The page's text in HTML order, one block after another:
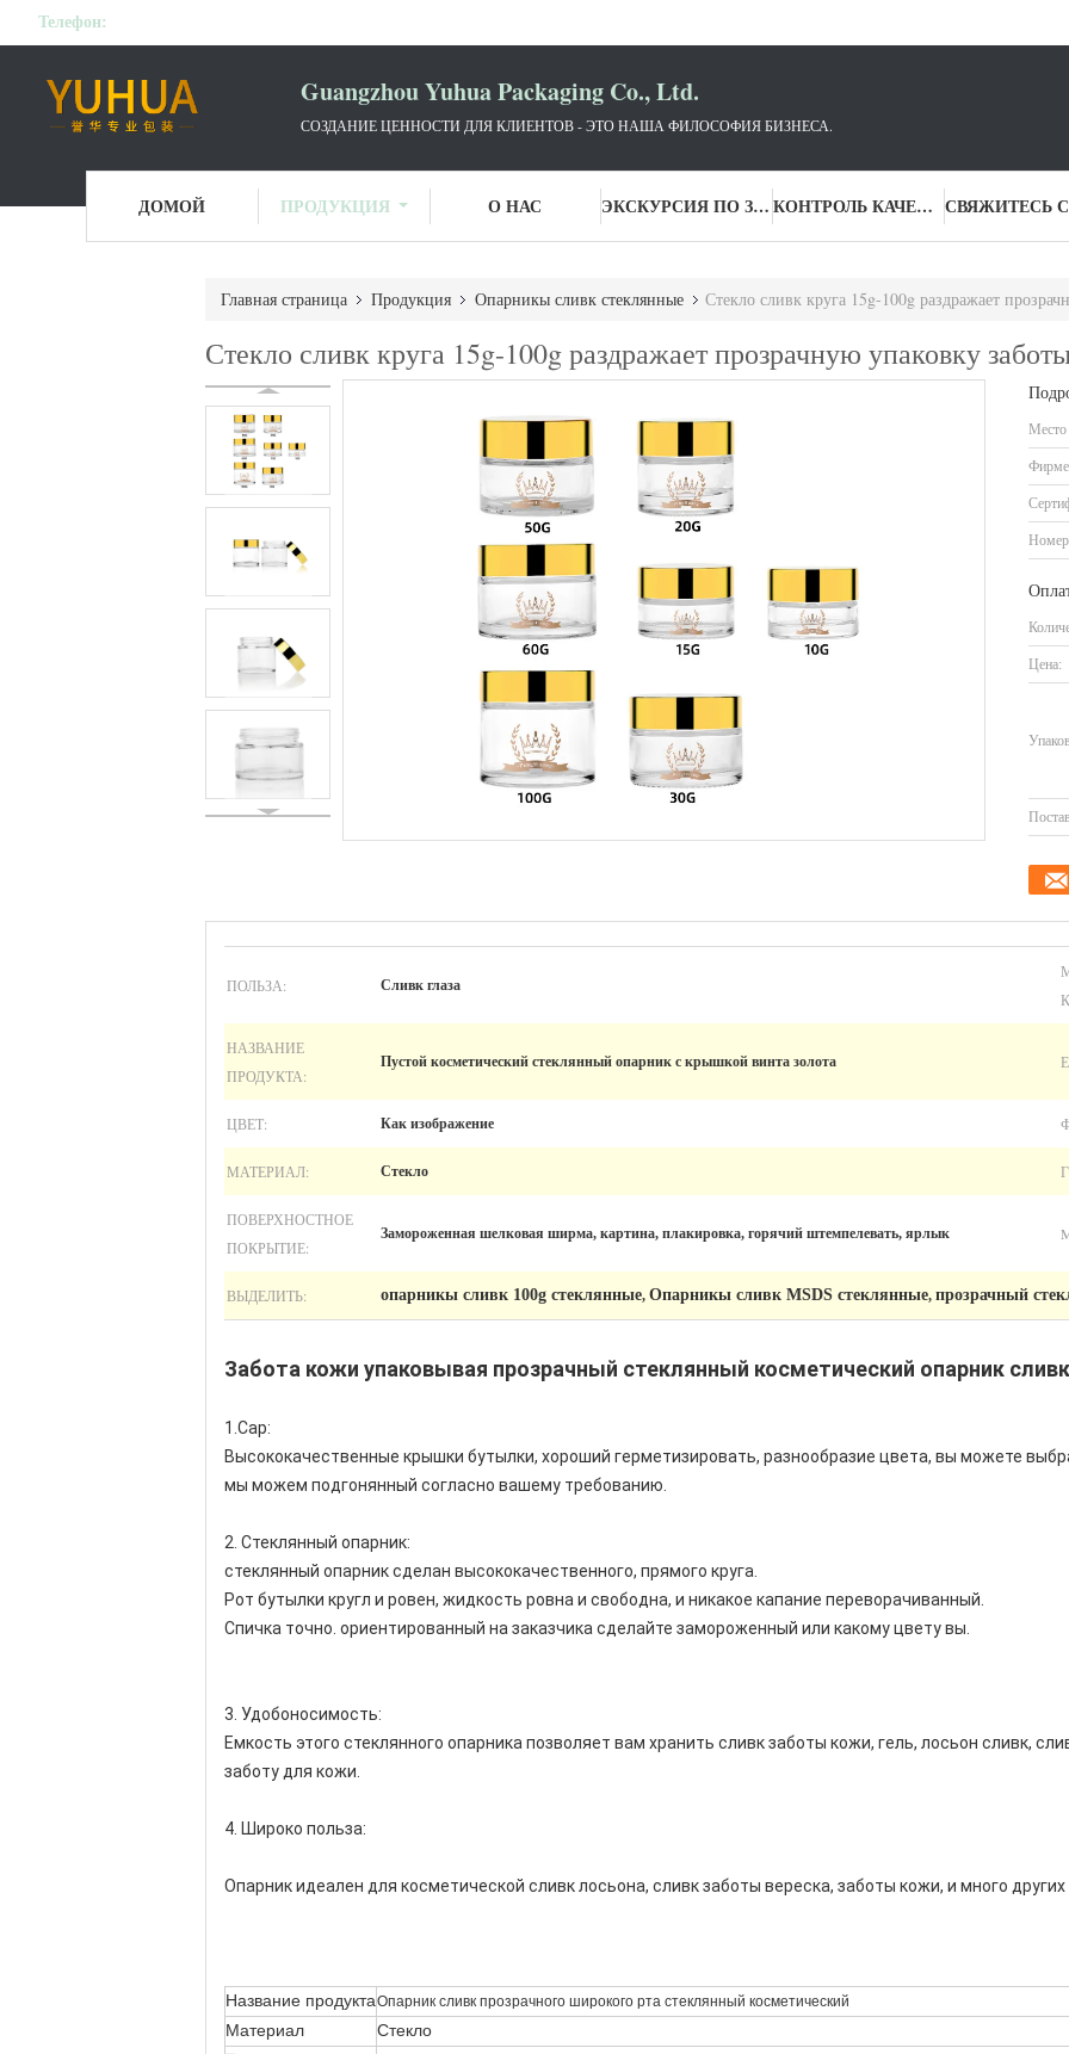
Телефон:
Guangzhou Yuhua Packaging Co., Ltd.
СОЗДАНИЕ ЦЕННОСТИ ДЛЯ КЛИЕНТОВ - ЭТО НАША ФИЛОСОФИЯ БИЗНЕСА.
ДОМОЙ ПРОДУКЦИЯ О НАС ЭКСКУРСИЯ ПО ЗАВОДУ КОНТРОЛЬ КАЧЕСТВА
Главная страница Продукция Опарникы сливк стеклянные Стекло сливк круга 15g-100g раздражает
Стекло сливк круга 15g-100g раздражает прозрачную упаковку
Место
Цена:
ПОЛЬЗА: Сливк глаза
НАЗВАНИЕ
ПРОДУКТА:
Пустой косметический стеклянный опарник с крышкой винта золота
ЦВЕТ: Как изображение
МАТЕРИАЛ: Стекло
ПОВЕРХНОСТНОЕ
ПОКРЫТИЕ:
Замороженная шелковая ширма, картина, плакировка, горячий штемпелевать, ярлык
ВЫДЕЛИТЬ: опарникы сливк 100g стеклянные, Опарникы сливк MSDS стеклянные, прозрачный
Забота кожи упаковывая прозрачный стеклянный косметический опарник
1.Cap:
Высококачественные крышки бутылки, хороший герметизировать, разнообразие цвета, вы можете
мы можем подгонянный согласно вашему требованию.
2. Стеклянный опарник:
стеклянный опарник сделан высококачественного, прямого круга.
Рот бутылки кругл и ровен, жидкость ровна и свободна, и никакое капание переворачиванный.
Спичка точно. ориентированный на заказчика сделайте замороженный или какому цвету вы.
3. Удобоносимость:
Емкость этого стеклянного опарника позволяет вам хранить сливк заботы кожи, гель, лосьон сливк,
заботу для кожи.
4. Широко польза:
Опарник идеален для косметической сливк лосьона, сливк заботы вереска, заботы кожи, и много
Название продуктаОпарник сливк прозрачного широкого рта стеклянный косметический
Материал
Стекло